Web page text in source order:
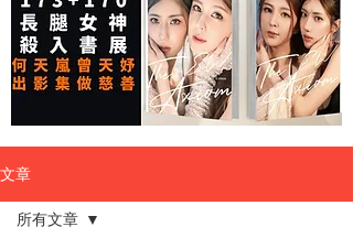
文章
所有文章